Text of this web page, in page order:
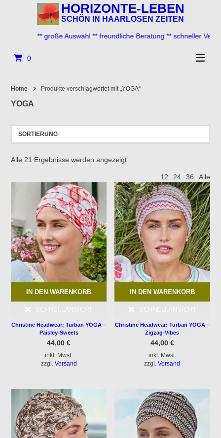
HORIZONTE-LEBEN
SCHÖN IN HAARLOSEN ZEITEN
** große Auswahl ** freundliche Beratung ** schneller Versand **
0
Home Produkte verschlagwortet mit „YOGA“
YOGA
Alle 21 Ergebnisse werden angezeigt
12 24 36 Alle
IN DEN WARENKORB
SCHNELLANSICHT
Christine Headwear: Turban YOGA –
Paisley-Sweets
44,00€
inkl. Mwst.
zzgl. Versand
IN DEN WARENKORB
SCHNELLANSICHT
Christine Headwear: Turban YOGA –
Zigzag-Vibes
44,00 €
inkl. Mwst.
zzgl.Versand